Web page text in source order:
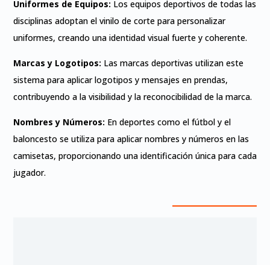
Uniformes de Equipos: Los equipos deportivos de todas las
disciplinas adoptan el vinilo de corte para personalizar
uniformes, creando una identidad visual fuerte y coherente.
Marcas y Logotipos: Las marcas deportivas utilizan este
sistema para aplicar logotipos y mensajes en prendas,
contribuyendo a la visibilidad y la reconocibilidad de la marca.
Nombres y Números: En deportes como el fútbol y el
baloncesto se utiliza para aplicar nombres y números en las
camisetas, proporcionando una identificación única para cada
jugador.